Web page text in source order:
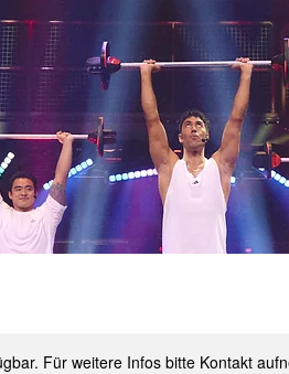
Für weitere Infos bitte Kontakt